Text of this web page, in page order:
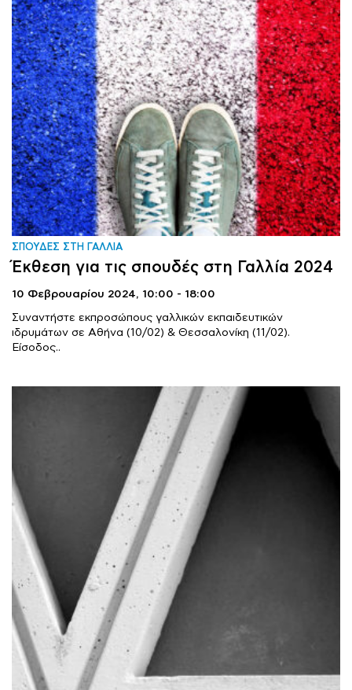
ΣΠΟΥΔΕΣ ΣΤΗ ΓΑΛΛΙΑ
Έκθεση για τις σπουδές στη Γαλλία 2024
10 Φεβρουαρίου 2024, 10:00 - 18:00
Συναντήστε εκπροσώπους γαλλικών εκπαιδευτικών
ιδρυμάτων σε Αθήνα (10/02) & Θεσσαλονίκη (11/02).
Είσοδος..